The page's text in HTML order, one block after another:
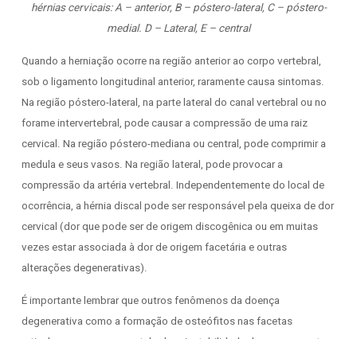
hérnias cervicais: A – anterior, B – póstero-lateral, C – póstero-
medial. D – Lateral, E – central
Quando a herniação ocorre na região anterior ao corpo vertebral,
sob o ligamento longitudinal anterior, raramente causa sintomas.
Na região póstero-lateral, na parte lateral do canal vertebral ou no
forame intervertebral, pode causar a compressão de uma raiz
cervical. Na região póstero-mediana ou central, pode comprimir a
medula e seus vasos. Na região lateral, pode provocar a
compressão da artéria vertebral. Independentemente do local de
ocorrência, a hérnia discal pode ser responsável pela queixa de dor
cervical (dor que pode ser de origem discogênica ou em muitas
vezes estar associada à dor de origem facetária e outras
alterações degenerativas).
É importante lembrar que outros fenômenos da doença
degenerativa como a formação de osteófitos nas facetas